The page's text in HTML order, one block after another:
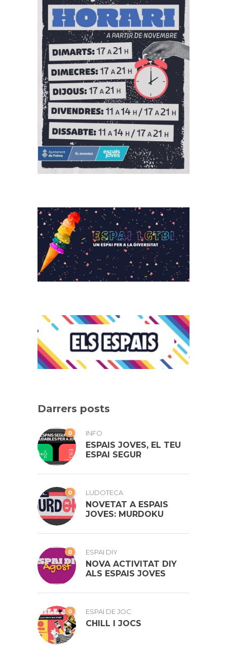
Darrers posts
0 INFO
ESPAIS JOVES, EL TEU
ESPAI SEGUR
0 LUDOTECA
NOVETAT A ESPAIS
JOVES: MURDOKU
0 ESPAI DIY
NOVA ACTIVITAT DIY
ALS ESPAIS JOVES
0 ESPAI DE JOC
CHILL I JOCS